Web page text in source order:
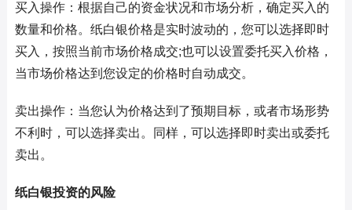
买入操作：根据自己的资金状况和市场分析，确定买入的
数量和价格。纸白银价格是实时波动的，您可以选择即时
买入，按照当前市场价格成交;也可以设置委托买入价格，
当市场价格达到您设定的价格时自动成交。
卖出操作：当您认为价格达到了预期目标，或者市场形势
不利时，可以选择卖出。同样，可以选择即时卖出或委托
卖出。
纸白银投资的风险